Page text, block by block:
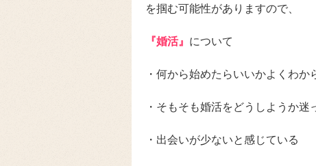
を掴む可能性がありますので、
『婚活』 について
・何から始めたらいいかよくわか
・そもそも婚活をどうしようか迷
・出会いが少ないと感じている